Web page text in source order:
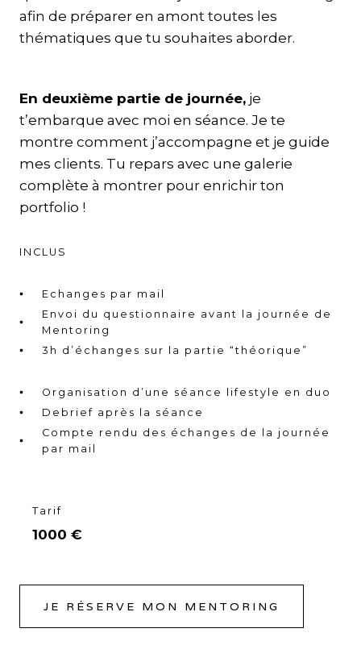
afin de préparer en amont toutes les
thématiques que tu souhaites aborder.
En deuxième partie de journée, je
t’embarque avec moi en séance. Je te
montre comment j’accompagne et je guide
mes clients. Tu repars avec une galerie
complète à montrer pour enrichir ton
portfolio !
INCLUS
Echanges par mail
Envoi du questionnaire avant la journée de
Mentoring
3h d’échanges sur la partie “théorique”
Organisation d’une séance lifestyle en duo
Debrief après la séance
Compte rendu des échanges de la journée
par mail
Tarif
1000 €
JE RÉSERVE MON MENTORING